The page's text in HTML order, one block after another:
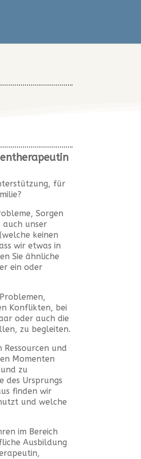
für
Sorgen
auch unser
keinen
wir etwas in
Sie ähnliche
ein oder
Konflikten, bei
oder auch die
zu begleiten.
Ressourcen und
Momenten
zu
des Ursprungs
finden wir
und welche
im Bereich
Ausbildung